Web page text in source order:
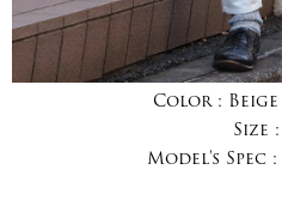
Color :
Size :
Model's Spec :